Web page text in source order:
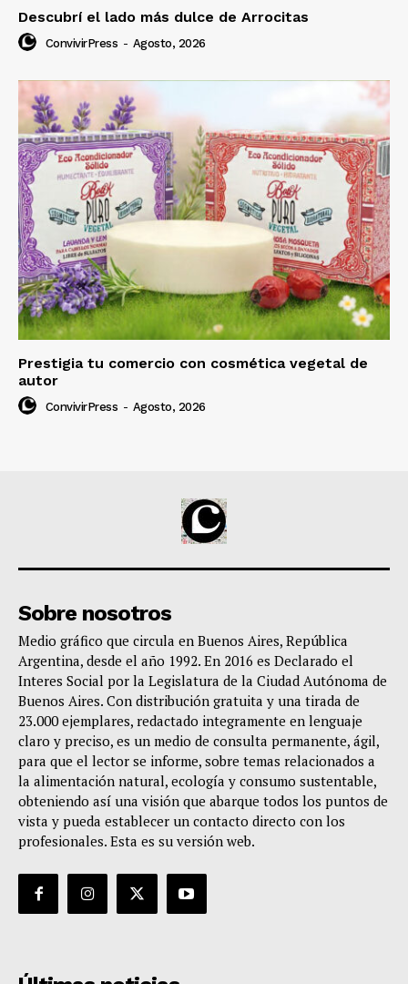
Descubrí el lado más dulce de Arrocitas
ConvivirPress - Agosto, 2026
Prestigia tu comercio con cosmética vegetal de
autor
ConvivirPress - Agosto, 2026
Sobre nosotros
Medio gráfico que circula en Buenos Aires, República
Argentina, desde el año 1992. En 2016 es Declarado el
Interes Social por la Legislatura de la Ciudad Autónoma de
Buenos Aires. Con distribución gratuita y una tirada de
23.000 ejemplares, redactado integramente en lenguaje
claro y preciso, es un medio de consulta permanente, ágil,
para que el lector se informe, sobre temas relacionados a
la alimentación natural, ecología y consumo sustentable,
obteniendo así una visión que abarque todos los puntos de
vista y pueda establecer un contacto directo con los
profesionales. Esta es su versión web.